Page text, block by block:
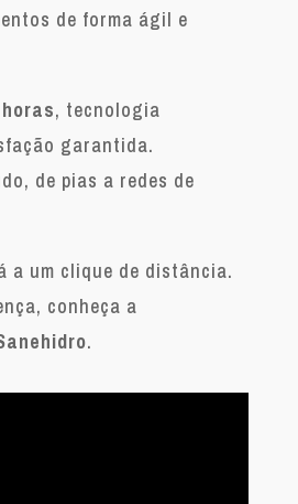
de forma ágil e
, tecnologia
garantida.
de pias a redes de
a um clique de distância.
conheça a
.